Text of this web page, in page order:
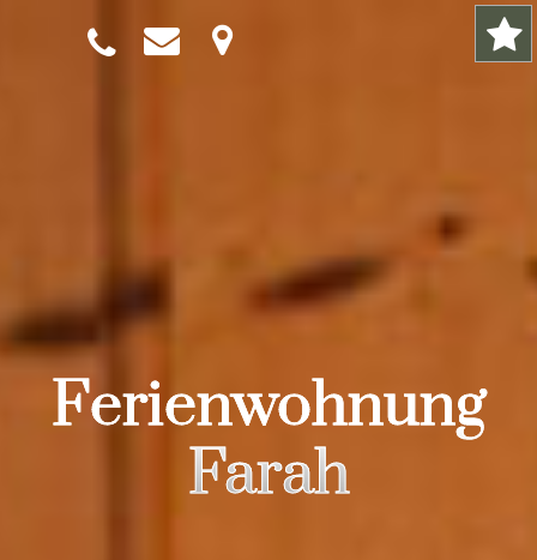
Ferienwohnung
Farah